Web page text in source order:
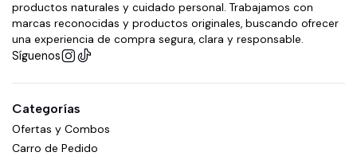
productos naturales y cuidado personal. Trabajamos con
marcas reconocidas y productos originales, buscando ofrecer
una experiencia de compra segura, clara y responsable.
Síguenos
Categorías
Ofertas y Combos
Carro de Pedido